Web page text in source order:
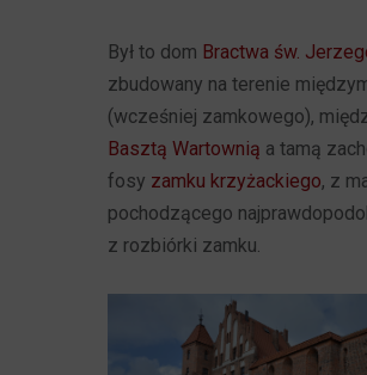
Był to dom Bractwa św.
zbudowany na terenie
(wcześniej zamkowego),
Basztą Wartownią a tamą
fosy zamku krzyżackiego, z
pochodzącego
z rozbiórki zamku.